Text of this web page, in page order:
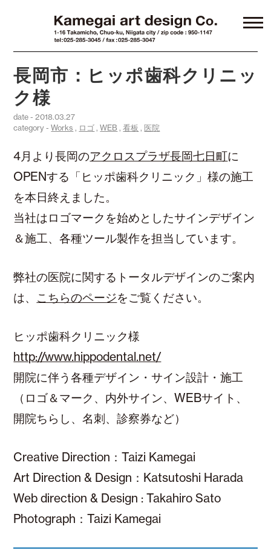
長岡市：ヒッポ歯科クリニッ
ク様
date - 2018.03.27
category -Works , ロゴ ,WEB ,看板 , 医院
4月より長岡のアクロスプラザ長岡七日町に
OPENする「ヒッポ歯科クリニック」様の施工
を本日終えました。
当社はロゴマークを始めとしたサインデザイン
＆施工、各種ツール製作を担当しています。
弊社の医院に関するトータルデザインのご案内
は、 こちらのページをご覧ください。
ヒッポ歯科クリニック様
http://www.hippodental.net/
開院に伴う各種デザイン・サイン設計・施工
（ロゴ＆マーク、内外サイン、WEBサイト、
開院ちらし、名刺、診察券など）
Creative Direction：Taizi Kamegai
Art Direction & Design：Katsutoshi Harada
Web direction & Design : Takahiro Sato
Photograph：Taizi Kamegai